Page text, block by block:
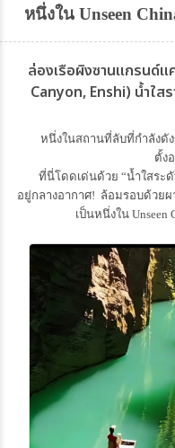
หนึ่งใน Unseen
ล่องเรือผิงซานแกรนด์
Canyon, Enshi) น้ำใส
หนึ่งในสถานที่ลับที่กำลังดั
ตั้ง
ที่นี่โดดเด่นด้วย “น้ำใสระ
อยู่กลางอากาศ! ล้อมรอบด้วย
เป็นหนึ่งใน